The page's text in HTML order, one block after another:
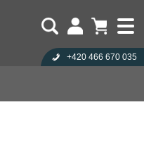
+420 466 670 035
EUR Přihlásit